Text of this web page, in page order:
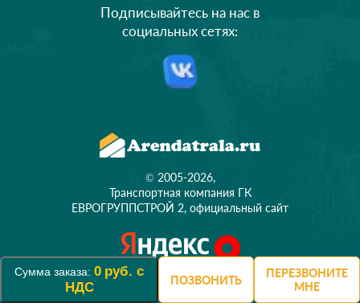
Сумма заказа: 0 руб. с
НДС
ПОЗВОНИТЬ
ПЕРЕЗВОНИТЕ
МНЕ
© 2005-2026,
Транспортная компания ГК
ЕВРОГРУППСТРОЙ 2, официальный сайт
Подписывайтесь на нас в
социальных сетях: